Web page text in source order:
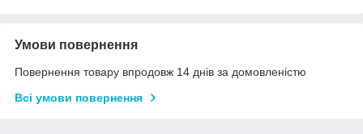
Умови повернення
Повернення товару впродовж 14 днів за домовленістю
Всі умови повернення